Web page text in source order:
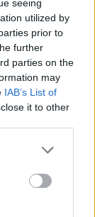
seeing
utilized by
prior to
further
parties on the
may
IAB’s List of
it to other